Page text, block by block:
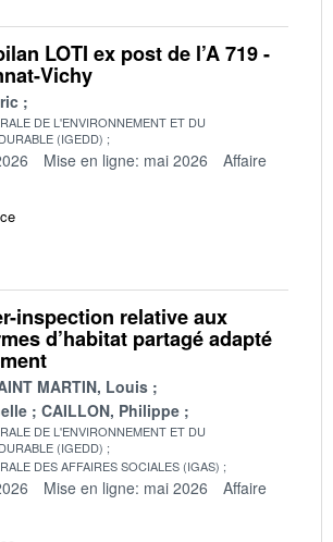
LOTI ex post de l’A 719 -
Vichy
DE L'ENVIRONNEMENT ET DU
(IGEDD)
Mise en ligne: mai 2026
Affaire
inspection relative aux
d’habitat partagé adapté
MARTIN, Louis
CAILLON, Philippe
DE L'ENVIRONNEMENT ET DU
(IGEDD)
DES AFFAIRES SOCIALES (IGAS)
Mise en ligne: mai 2026
Affaire